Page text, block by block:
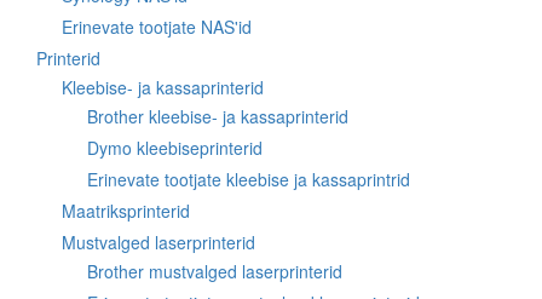
Erinevate tootjate NAS'id
Printerid
Kleebise- ja kassaprinterid
Brother kleebise- ja kassaprinterid
Dymo kleebiseprinterid
Erinevate tootjate kleebise ja kassaprintrid
Maatriksprinterid
Mustvalged laserprinterid
Brother mustvalged laserprinterid